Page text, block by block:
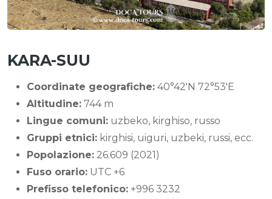
KARA-SUU
Coordinate geografiche: 40°42′N 72°53′E
Altitudine: 744 m
Lingue comuni: uzbeko, kirghiso, russo
Gruppi etnici: kirghisi, uiguri, uzbeki, russi, ecc.
Popolazione: 26.609 (2021)
Fuso orario: UTC +6
Prefisso telefonico: +996 3232